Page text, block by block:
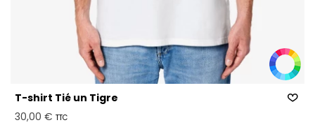
T-shirt Tié un Tigre
30,00 € TTC